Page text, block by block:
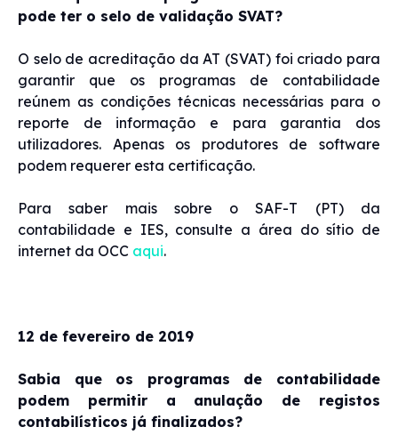
pode ter o selo de validação SVAT?
O selo de acreditação da AT (SVAT) foi criado para
garantir que os programas de contabilidade
reúnem as condições técnicas necessárias para o
reporte de informação e para garantia dos
utilizadores. Apenas os produtores de software
podem requerer esta certificação.
Para saber mais sobre o SAF-T (PT) da
contabilidade e IES, consulte a área do sítio de
internet da OCC aqui.
12 de fevereiro de 2019
Sabia que os programas de contabilidade
podem permitir a anulação de registos
contabilísticos já finalizados?